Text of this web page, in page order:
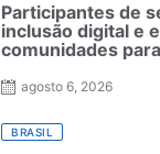
Participantes de
inclusão digital e
comunidades
agosto 6, 2026
BRASIL